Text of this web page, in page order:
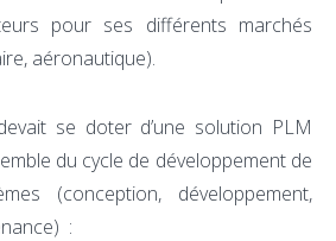
pour ses différents marchés
aéronautique).
se doter d’une solution PLM
du cycle de développement de
(conception, développement,
: